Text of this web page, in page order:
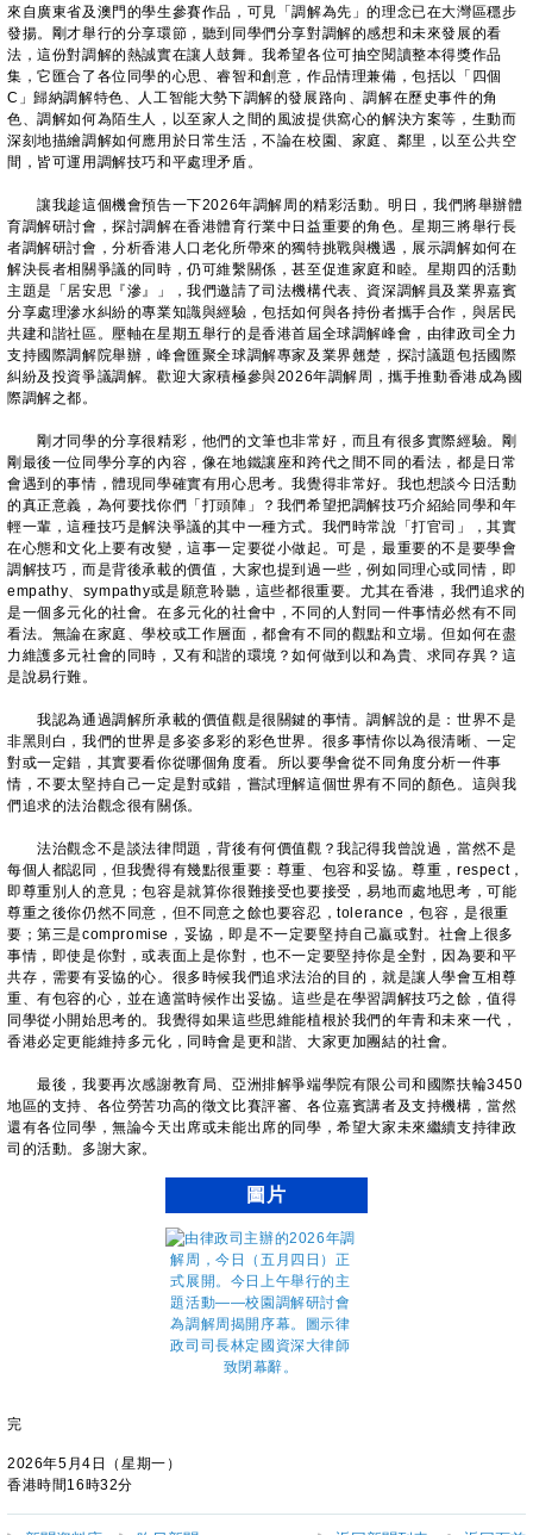
來自廣東省及澳門的學生參賽作品，可見「調解為先」的理念已在大灣區穩步
發揚。剛才舉行的分享環節，聽到同學們分享對調解的感想和未來發展的看
法，這份對調解的熱誠實在讓人鼓舞。我希望各位可抽空閱讀整本得獎作品
集，它匯合了各位同學的心思、睿智和創意，作品情理兼備，包括以「四個
C」歸納調解特色、人工智能大勢下調解的發展路向、調解在歷史事件的角
色、調解如何為陌生人，以至家人之間的風波提供窩心的解決方案等，生動而
深刻地描繪調解如何應用於日常生活，不論在校園、家庭、鄰里，以至公共空
間，皆可運用調解技巧和平處理矛盾。
讓我趁這個機會預告一下2026年調解周的精彩活動。明日，我們將舉辦體
育調解研討會，探討調解在香港體育行業中日益重要的角色。星期三將舉行長
者調解研討會，分析香港人口老化所帶來的獨特挑戰與機遇，展示調解如何在
解決長者相關爭議的同時，仍可維繫關係，甚至促進家庭和睦。星期四的活動
主題是「居安思『滲』」，我們邀請了司法機構代表、資深調解員及業界嘉賓
分享處理滲水糾紛的專業知識與經驗，包括如何與各持份者攜手合作，與居民
共建和諧社區。壓軸在星期五舉行的是香港首屆全球調解峰會，由律政司全力
支持國際調解院舉辦，峰會匯聚全球調解專家及業界翹楚，探討議題包括國際
糾紛及投資爭議調解。歡迎大家積極參與2026年調解周，攜手推動香港成為國
際調解之都。
剛才同學的分享很精彩，他們的文筆也非常好，而且有很多實際經驗。剛
剛最後一位同學分享的內容，像在地鐵讓座和跨代之間不同的看法，都是日常
會遇到的事情，體現同學確實有用心思考。我覺得非常好。我也想談今日活動
的真正意義，為何要找你們「打頭陣」？我們希望把調解技巧介紹給同學和年
輕一輩，這種技巧是解決爭議的其中一種方式。我們時常說「打官司」，其實
在心態和文化上要有改變，這事一定要從小做起。可是，最重要的不是要學會
調解技巧，而是背後承載的價值，大家也提到過一些，例如同理心或同情，即
empathy、sympathy或是願意聆聽，這些都很重要。尤其在香港，我們追求的
是一個多元化的社會。在多元化的社會中，不同的人對同一件事情必然有不同
看法。無論在家庭、學校或工作層面，都會有不同的觀點和立場。但如何在盡
力維護多元社會的同時，又有和諧的環境？如何做到以和為貴、求同存異？這
是說易行難。
我認為通過調解所承載的價值觀是很關鍵的事情。調解說的是：世界不是
非黑則白，我們的世界是多姿多彩的彩色世界。很多事情你以為很清晰、一定
對或一定錯，其實要看你從哪個角度看。所以要學會從不同角度分析一件事
情，不要太堅持自己一定是對或錯，嘗試理解這個世界有不同的顏色。這與我
們追求的法治觀念很有關係。
法治觀念不是談法律問題，背後有何價值觀？我記得我曾說過，當然不是
每個人都認同，但我覺得有幾點很重要：尊重、包容和妥協。尊重，respect，
即尊重別人的意見；包容是就算你很難接受也要接受，易地而處地思考，可能
尊重之後你仍然不同意，但不同意之餘也要容忍，tolerance，包容，是很重
要；第三是compromise，妥協，即是不一定要堅持自己贏或對。社會上很多
事情，即使是你對，或表面上是你對，也不一定要堅持你是全對，因為要和平
共存，需要有妥協的心。很多時候我們追求法治的目的，就是讓人學會互相尊
重、有包容的心，並在適當時候作出妥協。這些是在學習調解技巧之餘，值得
同學從小開始思考的。我覺得如果這些思維能植根於我們的年青和未來一代，
香港必定更能維持多元化，同時會是更和諧、大家更加團結的社會。
最後，我要再次感謝教育局、亞洲排解爭端學院有限公司和國際扶輪3450
地區的支持、各位勞苦功高的徵文比賽評審、各位嘉賓講者及支持機構，當然
還有各位同學，無論今天出席或未能出席的同學，希望大家未來繼續支持律政
司的活動。多謝大家。
圖片
完
2026年5月4日（星期一）
香港時間16時32分